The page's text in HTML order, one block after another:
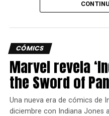
enterado de lo más
comments
LANZAMIENTO
SILKSONG
CÓMICS
Marvel revela
the Sword of
Una nueva era de cómics de
diciembre con Indiana Jones